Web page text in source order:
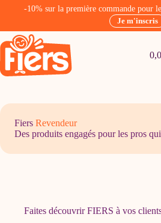
-10% sur la première commande pour
Je m'inscris
Passer
au
contenu
Fiers Revendeur
Des produits engagés pour les pros
Faites découvrir FIERS à vos